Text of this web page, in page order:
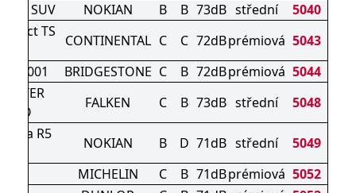
2 SUV
NOKIAN B B 73dB střední
5040
TS
CONTINENTAL C C 72dBprémiová 5043
LM001
BRIDGESTONE C B 72dBprémiová 5044
FALKEN C B 73dB střední
5048
R5
NOKIAN B D 71dB střední
5049
MICHELIN C B 71dBprémiová 5052